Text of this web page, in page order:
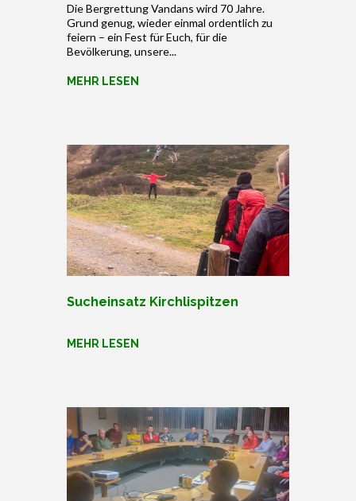
Die Bergrettung Vandans wird 70 Jahre.
Grund genug, wieder einmal ordentlich zu
feiern – ein Fest für Euch, für die
Bevölkerung, unsere...
MEHR LESEN
Sucheinsatz Kirchlispitzen
MEHR LESEN